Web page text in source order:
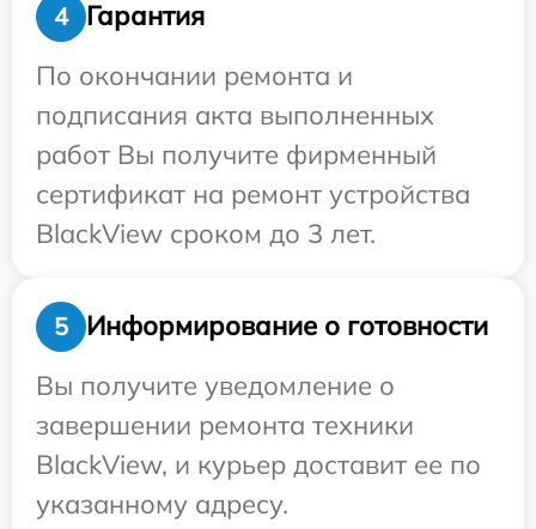
4
Гарантия
По окончании ремонта и
подписания акта выполненных
работ Вы получите фирменный
сертификат на ремонт устройства
BlackView сроком до 3 лет.
5
Информирование о готовности
Вы получите уведомление о
завершении ремонта техники
BlackView, и курьер доставит ее по
указанному адресу.